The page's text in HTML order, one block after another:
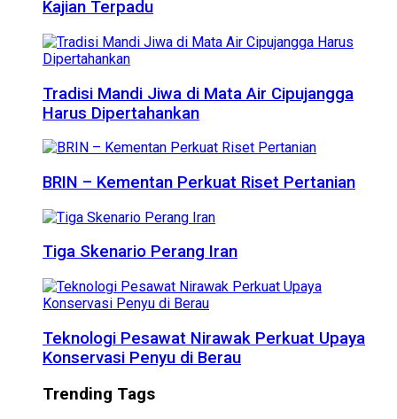
Kajian Terpadu
Tradisi Mandi Jiwa di Mata Air Cipujangga
Harus Dipertahankan
BRIN – Kementan Perkuat Riset Pertanian
Tiga Skenario Perang Iran
Teknologi Pesawat Nirawak Perkuat Upaya
Konservasi Penyu di Berau
Trending Tags